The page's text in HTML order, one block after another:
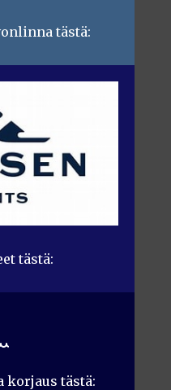
tästä:
tästä:
korjaus tästä: